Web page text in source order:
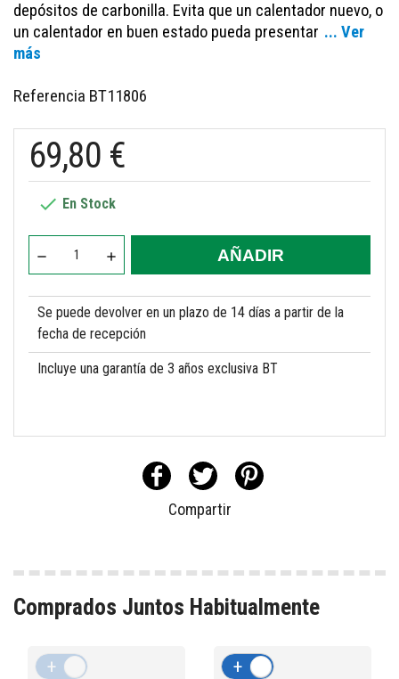
depósitos de carbonilla. Evita que un calentador nuevo, o
un calentador en buen estado pueda presentar ... Ver
más
Referencia BT11806
69,80 €
 En Stock
AÑADIR
Se puede devolver en un plazo de 14 días a partir de la
fecha de recepción
Incluye una garantía de 3 años exclusiva BT
Compartir
Comprados Juntos Habitualmente
+ +